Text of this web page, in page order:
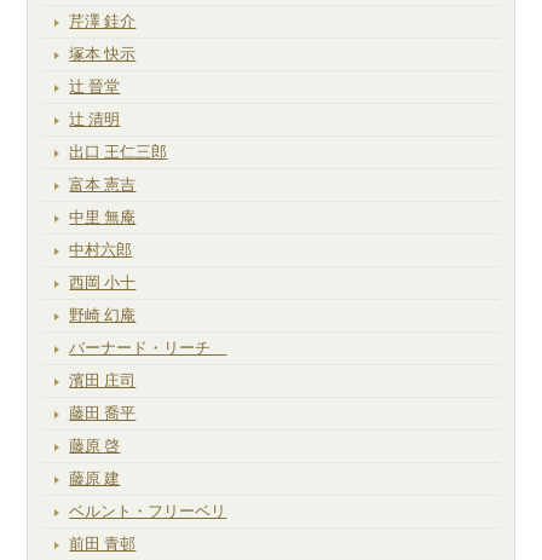
芹澤 銈介
塚本 快示
辻 晉堂
辻 清明
出口 王仁三郎
富本 憲吉
中里 無庵
中村六郎
西岡 小十
野崎 幻庵
バーナード・リーチ
濱田 庄司
藤田 喬平
藤原 啓
藤原 建
ベルント・フリーベリ
前田 青邨